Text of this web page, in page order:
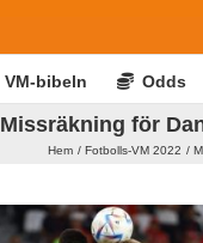
VM-bibeln Odds
Missräkning för
Hem Fotbolls-VM 2022